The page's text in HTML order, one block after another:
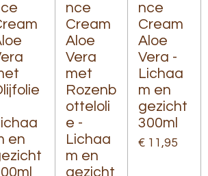
en
nce
Cream
Aloe
Vera
met
Rozenb
otteloli
e -
Lichaa
m en
gezicht
nce
Cream
Aloe
Vera -
Lichaa
m en
gezicht
300ml
€ 11,95